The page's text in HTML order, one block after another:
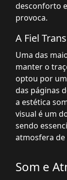
desconforto
provoca.
A Fiel
Uma das
manter o
optou por
das páginas
a estética
visual é um
sendo
atmosfera de
Som e